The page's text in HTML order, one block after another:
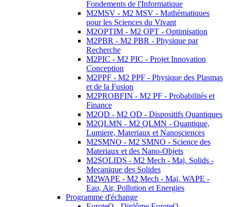
Fondements de l'Informatique
M2MSV - M2 MSV - Mathématiques
pour les Sciences du Vivant
M2OPTIM - M2 OPT - Optimisation
M2PBR - M2 PBR - Physique par
Recherche
M2PIC - M2 PIC - Projet Innovation
Conception
M2PPF - M2 PPF - Physique des Plasmas
et de la Fusion
M2PROBFIN - M2 PF - Probabilités et
Finance
M2QD - M2 QD - Dispositifs Quantiques
M2QLMN - M2 QLMN - Quantique,
Lumiere, Materiaux et Nanosciences
M2SMNO - M2 SMNO - Science des
Materiaux et des Nano-Objets
M2SOLIDS - M2 Mech - Maj. Solids -
Mecanique des Solides
M2WAPE - M2 Mech - Maj. WAPE -
Eau, Air, Pollution et Energies
Programme d'échange